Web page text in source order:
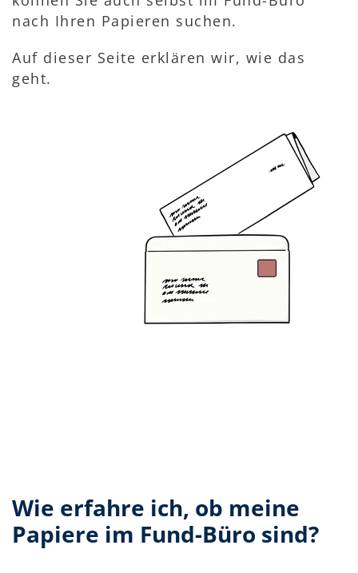
nach Ihren Papieren suchen.
Auf dieser Seite erklären wir, wie das
geht.
Wie erfahre ich, ob meine
Papiere im Fund-Büro sind?